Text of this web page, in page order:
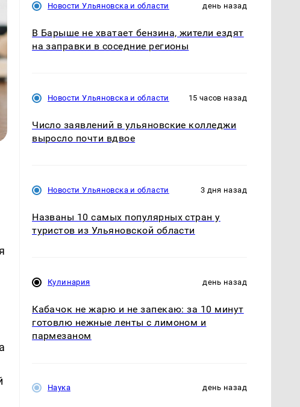
Новости Ульяновска и области день назад
В Барыше не хватает бензина, жители ездят
на заправки в соседние регионы
Новости Ульяновска и области 15 часов назад
Число заявлений в ульяновские колледжи
выросло почти вдвое
Новости Ульяновска и области 3 дня назад
Названы 10 самых популярных стран у
туристов из Ульяновской области
Кулинария день назад
Кабачок не жарю и не запекаю: за 10 минут
готовлю нежные ленты с лимоном и
пармезаном
Наука день назад